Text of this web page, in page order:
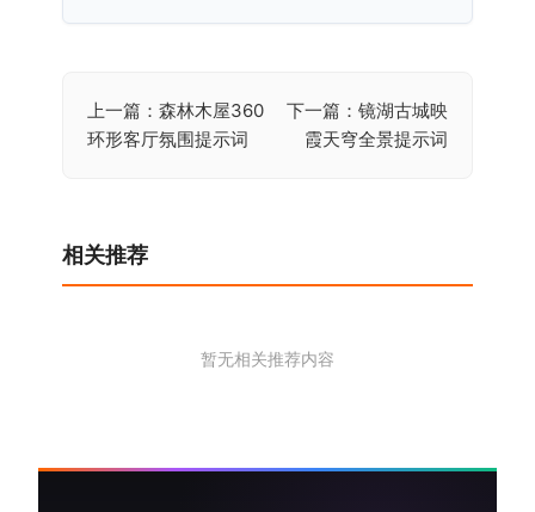
文
章
上一篇：森林木屋360
环形客厅氛围提示词
下一篇：镜湖古城映
霞天穹全景提示词
相关推荐
暂无相关推荐内容